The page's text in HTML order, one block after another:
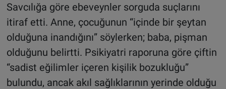
Savcılığa göre ebeveynler sorguda suçlarını
itiraf etti. Anne, çocuğunun “içinde bir şeytan
olduğuna inandığını” söylerken; baba, pişman
olduğunu belirtti. Psikiyatri raporuna göre çiftin
“sadist eğilimler içeren kişilik bozukluğu”
bulundu, ancak akıl sağlıklarının yerinde olduğu